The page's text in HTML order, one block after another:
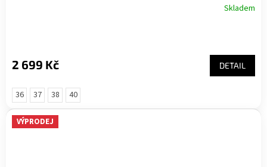
Skladem
2 699 Kč DETAIL
36 37 38 40
VÝPRODEJ